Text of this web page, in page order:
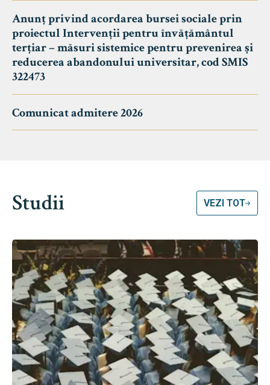
Anunț privind acordarea bursei sociale prin
proiectul Intervenții pentru învățământul
terțiar – măsuri sistemice pentru prevenirea și
reducerea abandonului universitar, cod SMIS
322473
Comunicat admitere 2026
Studii VEZI TOT